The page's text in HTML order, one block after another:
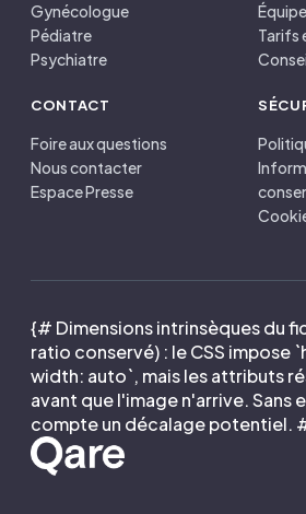
Gynécologue
Pédiatre
Psychiatre
Tarifs
CONTACT
Foire aux questions
Nous contacter
Espace Presse
{# Dimensions intrinsèques du
ratio conservé) : le CSS impose
width: auto`, mais les attributs
avant que l'image n'arrive. Sans
compte un décalage potentiel.